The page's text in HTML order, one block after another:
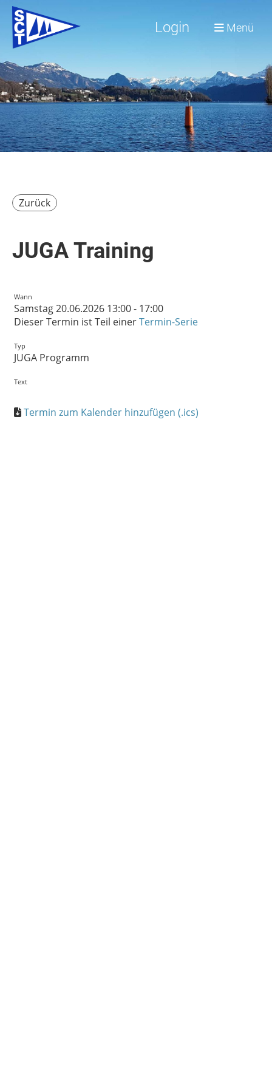
Login Menü
Zurück
JUGA Training
Wann
Samstag 20.06.2026 13:00 - 17:00
Dieser Termin ist Teil einerTermin-Serie
Typ
JUGA Programm
Text
Termin zum Kalender hinzufügen (.ics)